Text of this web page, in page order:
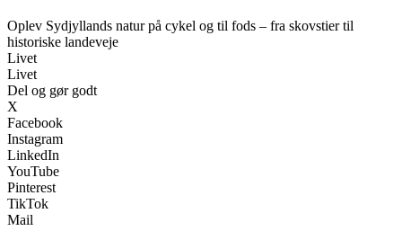
Oplev Sydjyllands natur på cykel og til fods – fra skovstier til
historiske landeveje
Livet
Livet
Del og gør godt
X
Facebook
Instagram
LinkedIn
YouTube
Pinterest
TikTok
Mail